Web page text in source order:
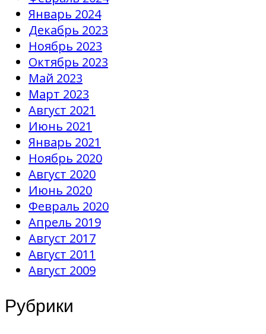
Январь 2024
Декабрь 2023
Ноябрь 2023
Октябрь 2023
Май 2023
Март 2023
Август 2021
Июнь 2021
Январь 2021
Ноябрь 2020
Август 2020
Июнь 2020
Февраль 2020
Апрель 2019
Август 2017
Август 2011
Август 2009
Рубрики